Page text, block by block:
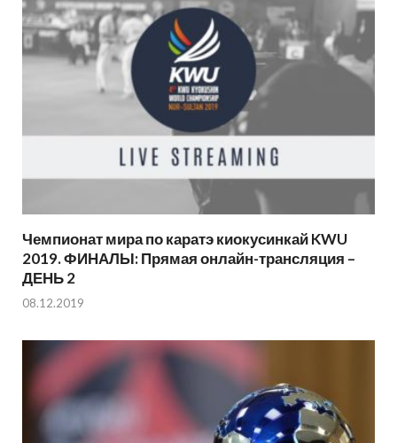
Чемпионат мира по каратэ киокусинкай KWU
2019. ФИНАЛЫ: Прямая онлайн-трансляция –
ДЕНЬ 2
08.12.2019